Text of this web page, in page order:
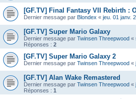
[GF.TV] Final Fantasy VII Rebirth :
Dernier message par Blondex « jeu. 01 janv.
[GF.TV] Super Mario Galaxy
Dernier message par Twinsen Threepwood «
Réponses : 2
[GF.TV] Super Mario Galaxy 2
Dernier message par Twinsen Threepwood «
[GF.TV] Alan Wake Remastered
Dernier message par Twinsen Threepwood «
Réponses : 1